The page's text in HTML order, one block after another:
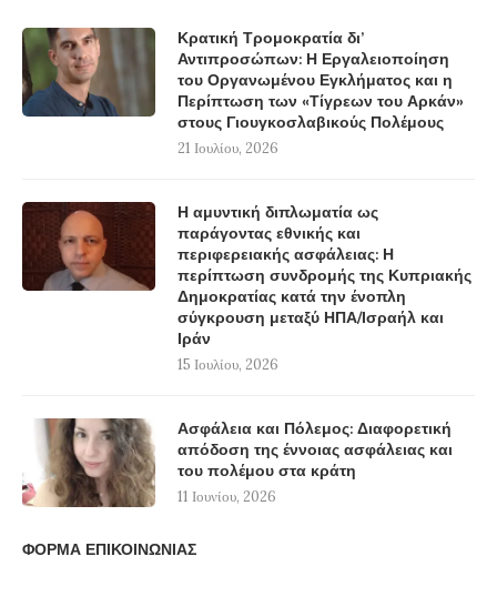
Κρατική Τρομοκρατία δι’
Αντιπροσώπων: Η Εργαλειοποίηση
του Οργανωμένου Εγκλήματος και η
Περίπτωση των «Τίγρεων του Αρκάν»
στους Γιουγκοσλαβικούς Πολέμους
21 Ιουλίου, 2026
Η αμυντική διπλωματία ως
παράγοντας εθνικής και
περιφερειακής ασφάλειας: Η
περίπτωση συνδρομής της Κυπριακής
Δημοκρατίας κατά την ένοπλη
σύγκρουση μεταξύ ΗΠΑ/Ισραήλ και
Ιράν
15 Ιουλίου, 2026
Ασφάλεια και Πόλεμος: Διαφορετική
απόδοση της έννοιας ασφάλειας και
του πολέμου στα κράτη
11 Ιουνίου, 2026
ΦΟΡΜΑ ΕΠΙΚΟΙΝΩΝΙΑΣ